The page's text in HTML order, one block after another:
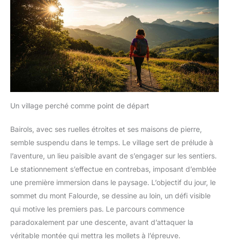
Un village perché comme point de départ
Bairols, avec ses ruelles étroites et ses maisons de pierre,
semble suspendu dans le temps. Le village sert de prélude à
l’aventure, un lieu paisible avant de s’engager sur les sentiers.
Le stationnement s’effectue en contrebas, imposant d’emblée
une première immersion dans le paysage. L’objectif du jour, le
sommet du mont Falourde, se dessine au loin, un défi visible
qui motive les premiers pas. Le parcours commence
paradoxalement par une descente, avant d’attaquer la
véritable montée qui mettra les mollets à l’épreuve.